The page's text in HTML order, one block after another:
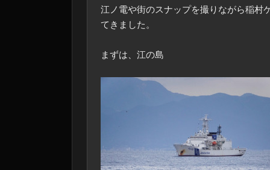
江ノ電や街のスナップを撮りながら稲村
てきました。
まずは、江の島